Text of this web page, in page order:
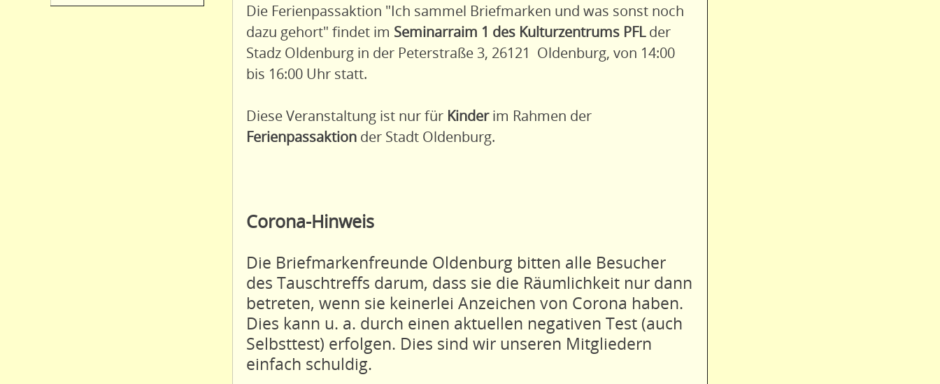
Die Ferienpassaktion "Ich sammel Briefmarken und was sonst noch
dazu gehort" findet im Seminarraim 1 des Kulturzentrums PFLder
Stadz Oldenburg in der Peterstraße 3, 26121 Oldenburg, von 14:00
bis 16:00 Uhr statt.
Diese Veranstaltung ist nur für Kinderim Rahmen der
Ferienpassaktion der Stadt Oldenburg.
Corona-Hinweis
Die Briefmarkenfreunde Oldenburg bitten alle Besucher
des Tauschtreffs darum, dass sie die Räumlichkeit nur dann
betreten, wenn sie keinerlei Anzeichen von Corona haben.
Dies kann u. a. durch einen aktuellen negativen Test (auch
Selbsttest) erfolgen. Dies sind wir unseren Mitgliedern
einfach schuldig.